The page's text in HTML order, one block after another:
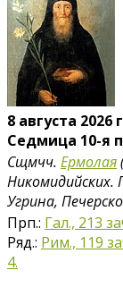
8 августа 2026
Седмица 10-я
Сщмчч. Ермолая
Никомидийских.
Угрина,
Прп.: Гал., 213
Ряд.: Рим., 119
4.